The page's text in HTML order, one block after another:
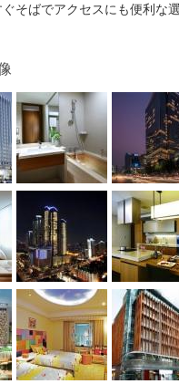
そばでアクセスにも便利な